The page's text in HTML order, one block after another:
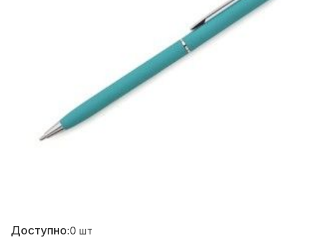
Доступно:0 шт